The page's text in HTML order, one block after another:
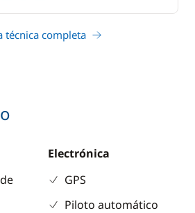
técnica completa
Electrónica
GPS
Piloto automático